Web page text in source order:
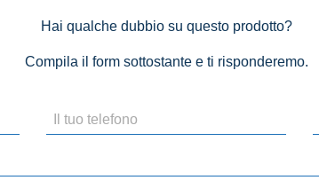
Hai qualche dubbio su questo prodotto?
Compila il form sottostante e ti risponderemo.